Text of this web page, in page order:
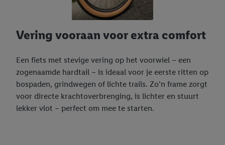
Vering vooraan voor extra comfort
Een fiets met stevige vering op het voorwiel – een
zogenaamde hardtail – is ideaal voor je eerste ritten op
bospaden, grindwegen of lichte trails. Zo’n frame zorgt
voor directe krachtoverbrenging, is lichter en stuurt
lekker vlot – perfect om mee te starten.